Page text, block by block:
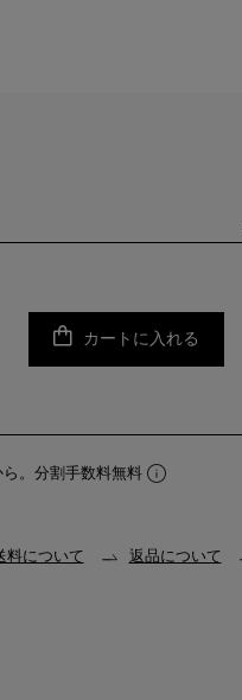
カートに入れる
ら。分割手数料無料
料について 返品について